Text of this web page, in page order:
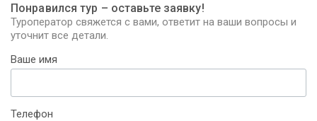
Понравился тур – оставьте заявку!
Туроператор свяжется с вами, ответит на ваши вопросы и
уточнит все детали.
Ваше имя
Телефон